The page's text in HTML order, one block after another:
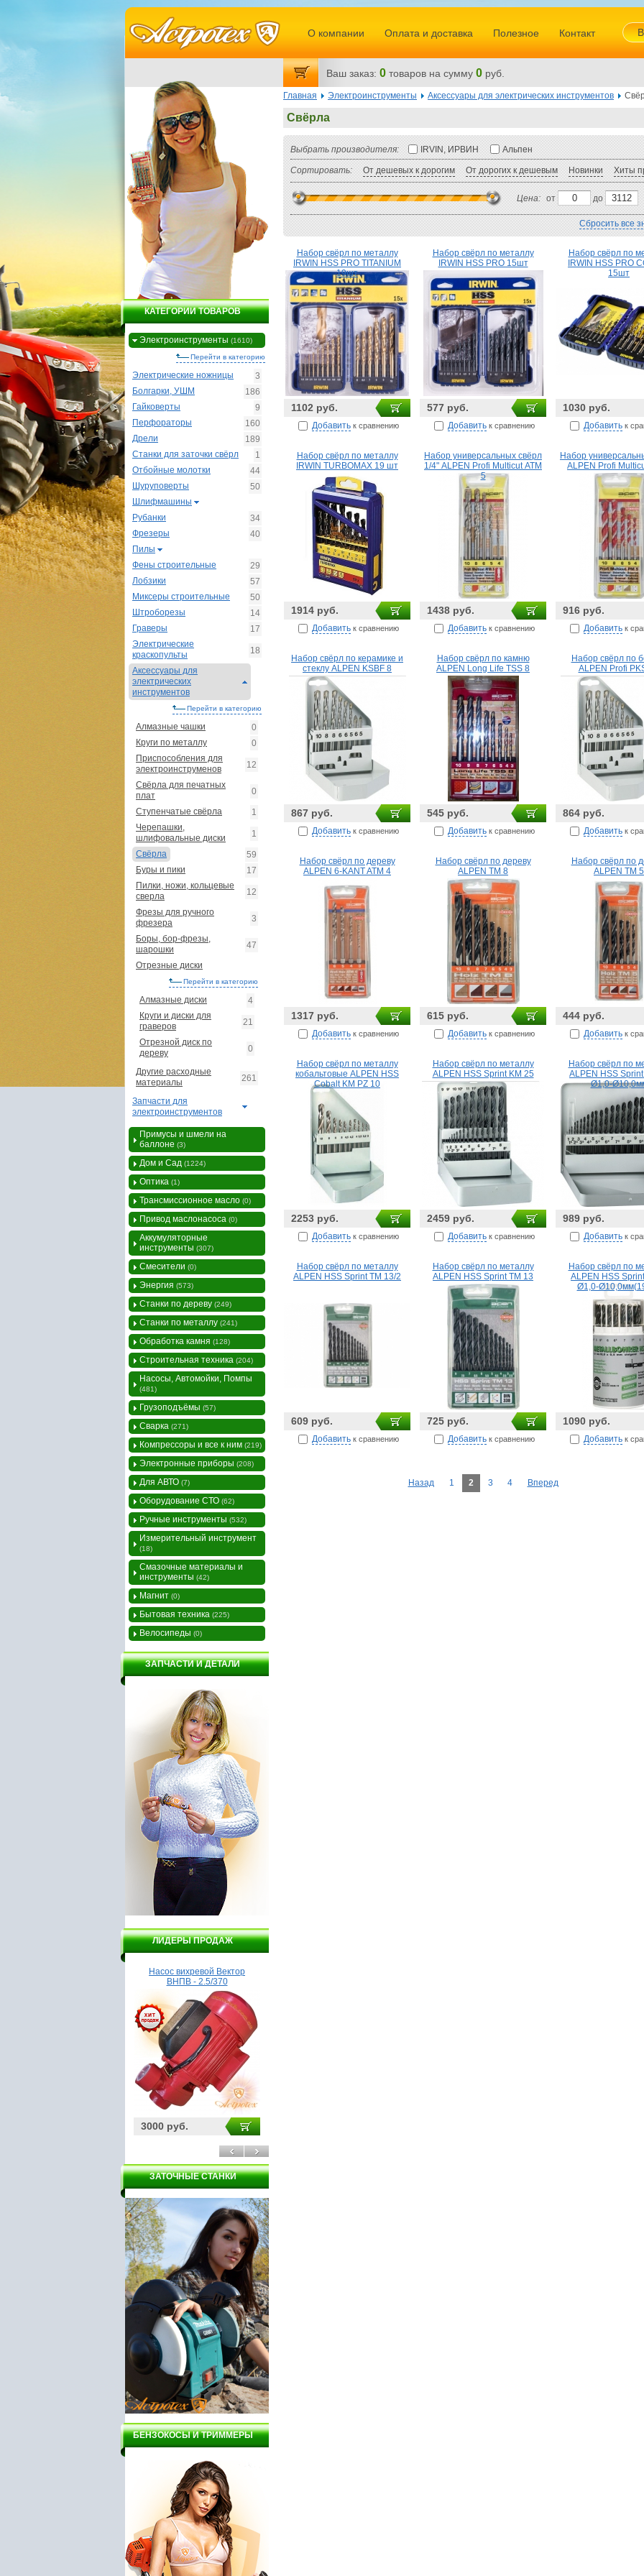
Главная Электроинструменты Аксессуары для электрических инструментов
Свёрла
Выбрать производителя: IRVIN, ИРВИН Альпен
Сортировать: От дешевых к дорогим От дорогих к дешевым Новинки Хиты
Цена: от до
Сбросить все
Набор свёрл по металлу
IRWIN HSS PRO TITANIUM
19шт
1102 руб.
Добавить к сравнению
Набор свёрл по металлу
IRWIN HSS PRO 15шт
577 руб.
Добавить к сравнению
Набор свёрл по
IRWIN HSS PRO
15шт
1030 руб.
Добавить к
Набор свёрл по металлу
IRWIN TURBOMAX 19 шт
1914 руб.
Добавить к сравнению
Набор универсальных свёрл
1/4" ALPEN Profi Multicut АТМ
5
1438 руб.
Добавить к сравнению
Набор
ALPEN Profi
916 руб.
Добавить к
Набор свёрл по керамике и
стеклу ALPEN KSBF 8
867 руб.
Добавить к сравнению
Набор свёрл по камню
ALPEN Long Life TSS 8
545 руб.
Добавить к сравнению
Набор свёрл по
ALPEN Profi
864 руб.
Добавить к
Набор свёрл по дереву
ALPEN 6-KANT ATM 4
1317 руб.
Добавить к сравнению
Набор свёрл по дереву
ALPEN TM 8
615 руб.
Добавить к сравнению
Набор свёрл по
ALPEN TM 5
444 руб.
Добавить к
Набор свёрл по металлу
кобальтовые ALPEN HSS
Cobalt KM PZ 10
2253 руб.
Добавить к сравнению
Набор свёрл по металлу
ALPEN HSS Sprint KM 25
2459 руб.
Добавить к сравнению
Набор свёрл по
ALPEN HSS
Ø1,0-
989 руб.
Добавить к
Набор свёрл по металлу
ALPEN HSS Sprint TM 13/2
609 руб.
Добавить к сравнению
Набор свёрл по металлу
ALPEN HSS Sprint TM 13
725 руб.
Добавить к сравнению
Набор свёрл по
ALPEN HSS
Ø1,0-
1090 руб.
Добавить к
Назад 1 2 3 4 Вперед
КАТЕГОРИИ ТОВАРОВ
Электроинструменты (1610)
Перейти в категорию
Электрические ножницы
3
Болгарки, УШМ
186
Гайковерты
9
Перфораторы
160
Дрели
189
Станки для заточки свёрл
1
Отбойные молотки
44
Шуруповерты
50
Шлифмашины
Рубанки
34
Фрезеры
40
Пилы
Фены строительные
29
Лобзики
57
Миксеры строительные
50
Штроборезы
14
Граверы
17
Электрические
краскопульты
18
Аксессуары для
электрических
инструментов
Перейти в категорию
Алмазные чашки
0
Круги по металлу
0
Приспособления для
электроинструменов
12
Свёрла для печатных
плат
0
Ступенчатые свёрла
1
Черепашки,
шлифовальные диски
1
Свёрла
59
Буры и пики
17
Пилки, ножи, кольцевые
сверла
12
Фрезы для ручного
фрезера
3
Боры, бор-фрезы,
шарошки
47
Отрезные диски
Перейти в категорию
Алмазные диски
4
Круги и диски для
граверов
21
Отрезной диск по
дереву
0
Другие расходные
материалы
261
Запчасти для
электроинструментов
Примусы и шмели на
баллоне (3)
Дом и Сад (1224)
Оптика (1)
Трансмиссионное масло (0)
Привод маслонасоса (0)
Аккумуляторные
инструменты (307)
Смесители (0)
Энергия (573)
Станки по дереву (249)
Станки по металлу (241)
Обработка камня (128)
Строительная техника (204)
Насосы, Автомойки, Помпы
(481)
Грузоподъёмы (57)
Сварка (271)
Компрессоры и все к ним (219)
Электронные приборы (208)
Для АВТО (7)
Оборудование СТО (62)
Ручные инструменты (532)
Измерительный инструмент
(18)
Смазочные материалы и
инструменты (42)
Магнит (0)
Бытовая техника (225)
Велосипеды (0)
ЗАПЧАСТИ И ДЕТАЛИ
ЛИДЕРЫ ПРОДАЖ
Насос вихревой Вектор
ВНПВ - 2.5/370
3000 руб.
ЗАТОЧНЫЕ СТАНКИ
БЕНЗОКОСЫ И ТРИММЕРЫ
О компании Оплата и доставка Полезное Контакт
Ваш заказ: 0 товаров на сумму 0 руб.